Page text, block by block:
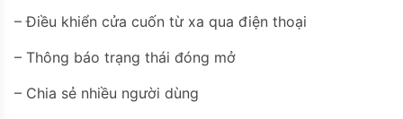
– Điều khiển cửa cuốn từ xa qua điện thoại
– Thông báo trạng thái đóng mở
– Chia sẻ nhiều người dùng